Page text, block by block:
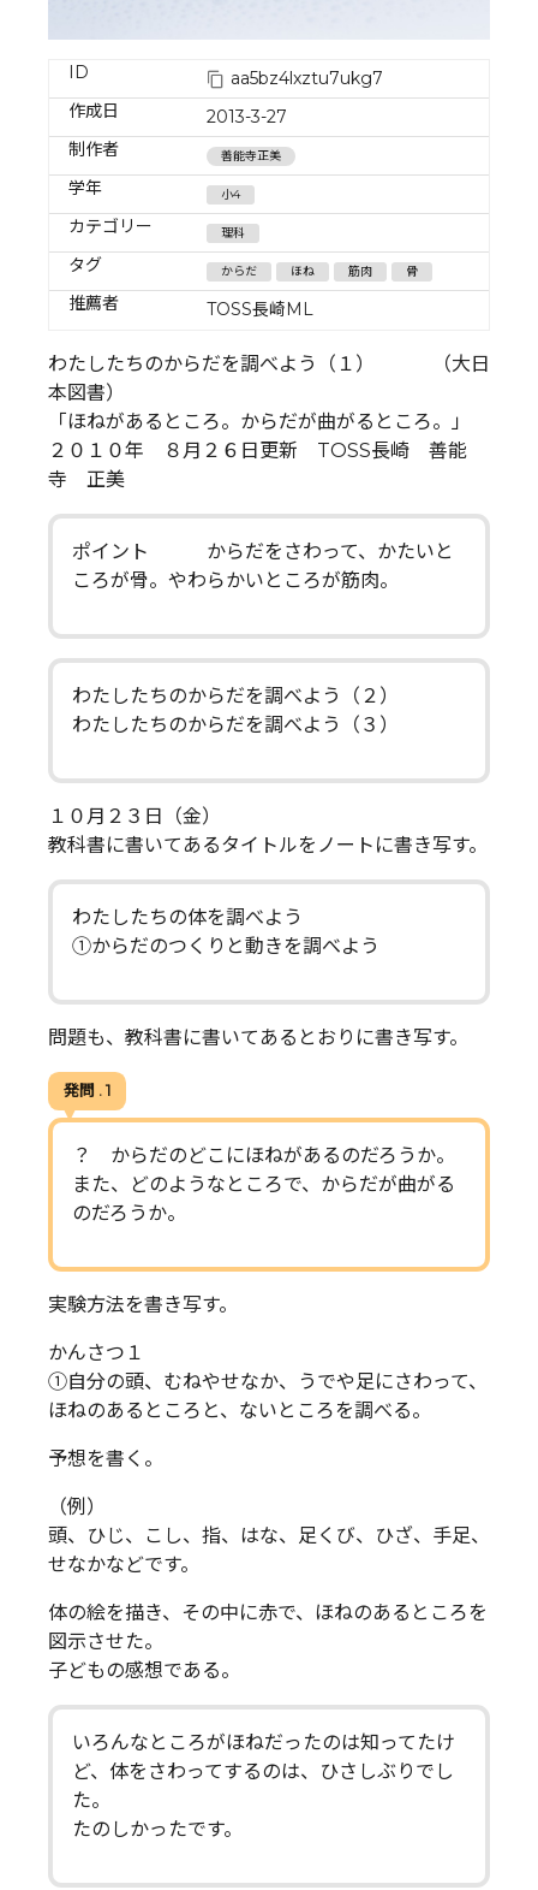
ID
aa5bz4lxztu7ukg7
作成日
2013-3-27
制作者
善能寺正美
学年 小4
カテゴリー 理科
タグ からだ ほね 筋肉 骨
推薦者 TOSS長崎ML
わたしたちのからだを調べよう（１） （大日
本図書）
「ほねがあるところ。からだが曲がるところ。」
２０１０年 ８月２６日更新 TOSS長崎 善能
寺 正美
ポイント からだをさわって、かたいと
ころが骨。やわらかいところが筋肉。
わたしたちのからだを調べよう（２）
わたしたちのからだを調べよう（３）
１０月２３日（金）
教科書に書いてあるタイトルをノートに書き写す。
わたしたちの体を調べよう
①からだのつくりと動きを調べよう
問題も、教科書に書いてあるとおりに書き写す。
発問 . 1
？ からだのどこにほねがあるのだろうか。
また、どのようなところで、からだが曲がる
のだろうか。
実験方法を書き写す。
かんさつ１
①自分の頭、むねやせなか、うでや足にさわって、
ほねのあるところと、ないところを調べる。
予想を書く。
（例）
頭、ひじ、こし、指、はな、足くび、ひざ、手足、
せなかなどです。
体の絵を描き、その中に赤で、ほねのあるところを
図示させた。
子どもの感想である。
いろんなところがほねだったのは知ってたけ
ど、体をさわってするのは、ひさしぶりでし
た。
たのしかったです。